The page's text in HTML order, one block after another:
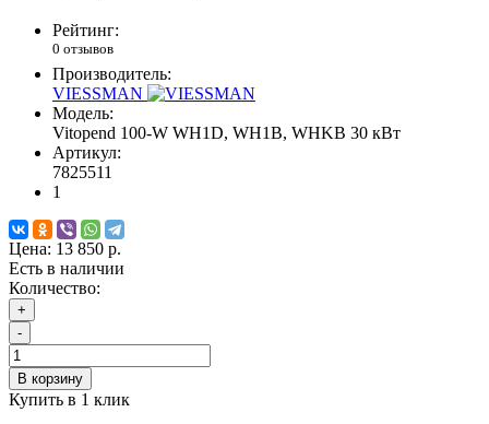
Рейтинг:
0 отзывов
Производитель:
VIESSMAN
Модель:
Vitopend 100-W WH1D, WH1B, WHKB 30 кВт
Артикул:
7825511
1
Цена: 13 850 р.
Есть в наличии
Количество:
+
-
В корзину
Купить в 1 клик